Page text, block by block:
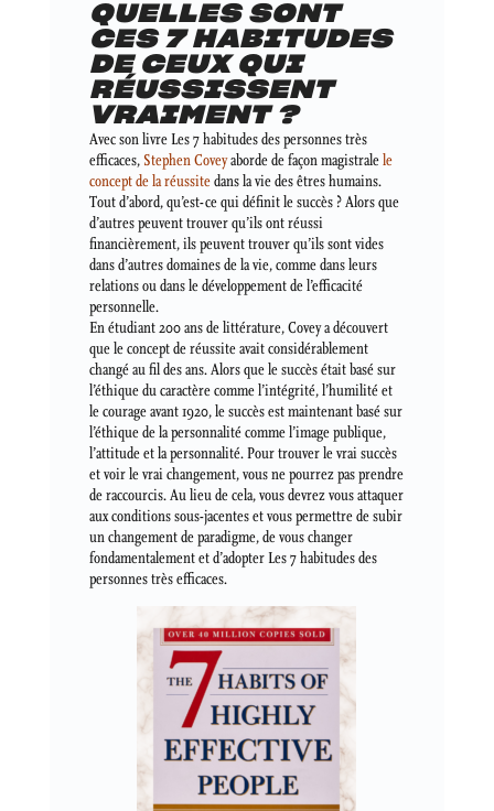
QUELLES SONT
CES 7 HABITUDES
DE CEUX QUI
RÉUSSISSENT
VRAIMENT ?
Avec son livre Les 7 habitudes des personnes très
efficaces, Stephen Coveyaborde de façon magistralele
concept de la réussitedans la vie des êtres humains.
Tout d’abord, qu’est-ce qui définit le succès ? Alors que
d’autres peuvent trouver qu’ils ont réussi
financièrement, ils peuvent trouver qu’ils sont vides
dans d’autres domaines de la vie, comme dans leurs
relations ou dans le développement de l’efficacité
personnelle.
En étudiant 200 ans de littérature, Covey a découvert
que le concept de réussite avait considérablement
changé au fil des ans. Alors que le succès était basé sur
l’éthique du caractère comme l’intégrité, l’humilité et
le courage avant 1920, le succès est maintenant basé sur
l’éthique de la personnalité comme l’image publique,
l’attitude et la personnalité. Pour trouver le vrai succès
et voir le vrai changement, vous ne pourrez pas prendre
de raccourcis. Au lieu de cela, vous devrez vous attaquer
aux conditions sous-jacentes et vous permettre de subir
un changement de paradigme, de vous changer
fondamentalement et d’adopter Les 7 habitudes des
personnes très efficaces.